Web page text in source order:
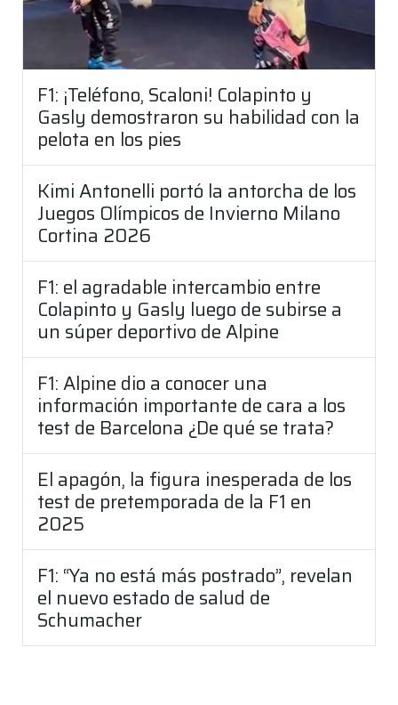
F1: ¡Teléfono, Scaloni! Colapinto y
Gasly demostraron su habilidad con la
pelota en los pies
Kimi Antonelli portó la antorcha de los
Juegos Olímpicos de Invierno Milano
Cortina 2026
F1: el agradable intercambio entre
Colapinto y Gasly luego de subirse a
un súper deportivo de Alpine
F1: Alpine dio a conocer una
información importante de cara a los
test de Barcelona ¿De qué se trata?
El apagón, la figura inesperada de los
test de pretemporada de la F1 en
2025
F1: “Ya no está más postrado”, revelan
el nuevo estado de salud de
Schumacher